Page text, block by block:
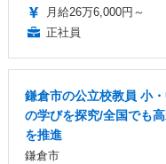
月給26万6,000円～
正社員
鎌倉市の公立校教員 小
の学びを探究/全国でも
を推進
鎌倉市